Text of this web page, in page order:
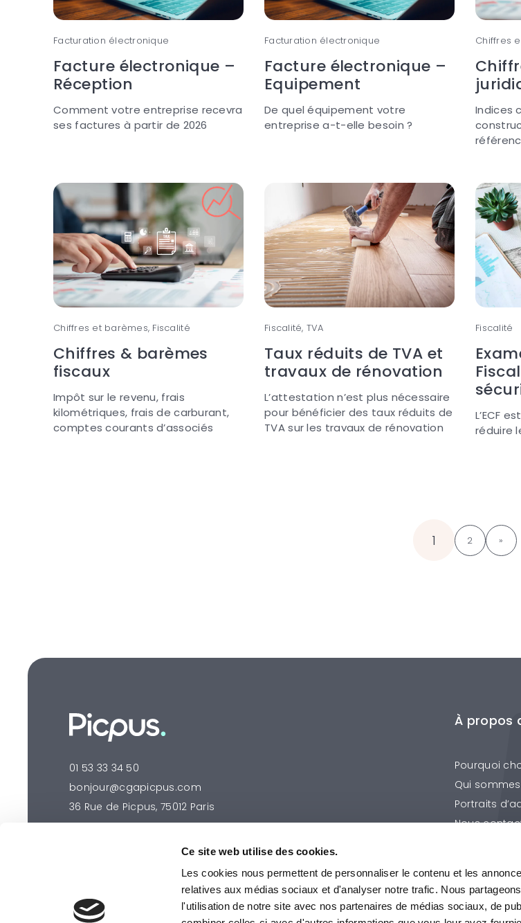
Ce site web utilise des cookies.
Les cookies nous permettent de personnaliser le contenu et les
relatives aux médias sociaux et d'analyser notre trafic. Nous
l'utilisation de notre site avec nos partenaires de médias sociaux, de
Facturation électronique
Facture électronique –
Réception
Comment votre entreprise recevra
ses factures à partir de 2026
Facturation électronique
Facture électronique –
Equipement
De quel équipement votre
entreprise a-t-elle besoin ?
Chiffres
Indices
Chiffres et barèmes, Fiscalité
Chiffres & barèmes
fiscaux
Impôt sur le revenu, frais
kilométriques, frais de carburant,
comptes courants d’associés
Fiscalité, TVA
Taux réduits de TVA et
travaux de rénovation
L’attestation n’est plus nécessaire
pour bénéficier des taux réduits de
TVA sur les travaux de rénovation
Fiscalité
L’ECF
réduire
1 2 »
01 53 33 34 50
bonjour@cgapicpus.com
36 Rue de Picpus, 75012 Paris
À propos
Pourquoi
Qui
Portraits
Nous